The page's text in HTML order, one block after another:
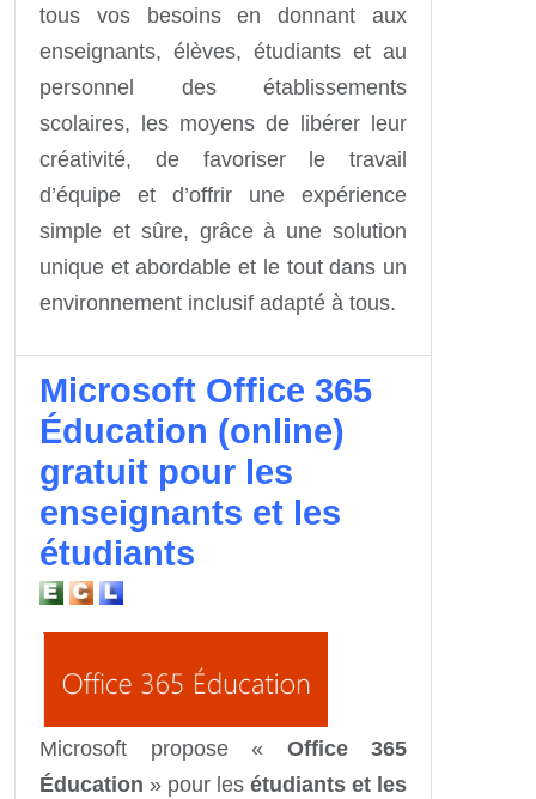
tous vos besoins en donnant aux
enseignants, élèves, étudiants et au
personnel des établissements
scolaires, les moyens de libérer leur
créativité, de favoriser le travail
d’équipe et d’offrir une expérience
simple et sûre, grâce à une solution
unique et abordable et le tout dans un
environnement inclusif adapté à tous.
Microsoft Office 365
Éducation (online)
gratuit pour les
enseignants et les
étudiants
Microsoft propose « Office 365
Éducation » pour les étudiants et les